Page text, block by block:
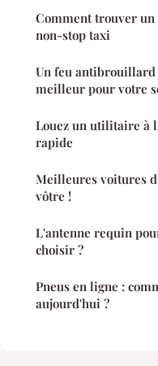
Comment trouver
non-stop taxi
Un feu antibrouillard
meilleur pour votre
Louez un utilitaire à
rapide
Meilleures voitures
vôtre !
L'antenne requin
choisir ?
Pneus en ligne :
aujourd'hui ?